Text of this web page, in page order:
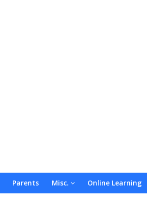
Parents Misc. Online Learning